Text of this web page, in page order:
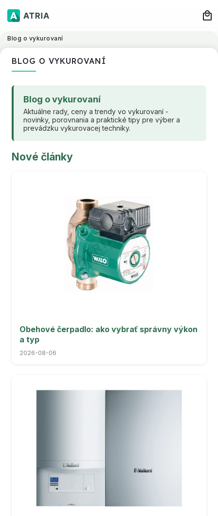
Blog o vykurovaní
BLOG O VYKUROVANÍ
Blog o vykurovaní
Aktuálne rady, ceny a trendy vo vykurovaní -
novinky, porovnania a praktické tipy pre výber a
prevádzku vykurovacej techniky.
Nové články
Obehové čerpadlo: ako vybrať správny výkon
a typ
2026-08-06